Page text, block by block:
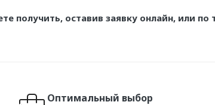
оставив заявку онлайн, или по
Оптимальный выбор